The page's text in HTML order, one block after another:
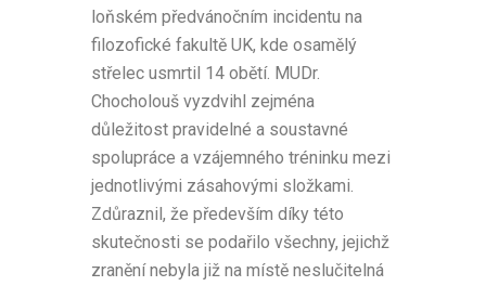
loňském předvánočním incidentu na
filozofické fakultě UK, kde osamělý
střelec usmrtil 14 obětí. MUDr.
Chocholouš vyzdvihl zejména
důležitost pravidelné a soustavné
spolupráce a vzájemného tréninku mezi
jednotlivými zásahovými složkami.
Zdůraznil, že především díky této
skutečnosti se podařilo všechny, jejichž
zranění nebyla již na místě neslučitelná